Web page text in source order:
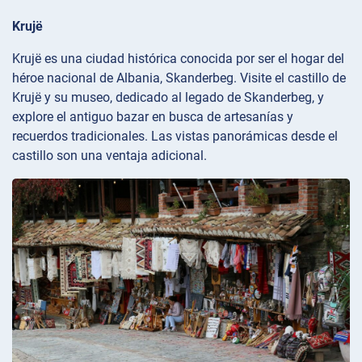
Krujë
Krujë es una ciudad histórica conocida por ser el hogar del
héroe nacional de Albania, Skanderbeg. Visite el castillo de
Krujë y su museo, dedicado al legado de Skanderbeg, y
explore el antiguo bazar en busca de artesanías y
recuerdos tradicionales. Las vistas panorámicas desde el
castillo son una ventaja adicional.